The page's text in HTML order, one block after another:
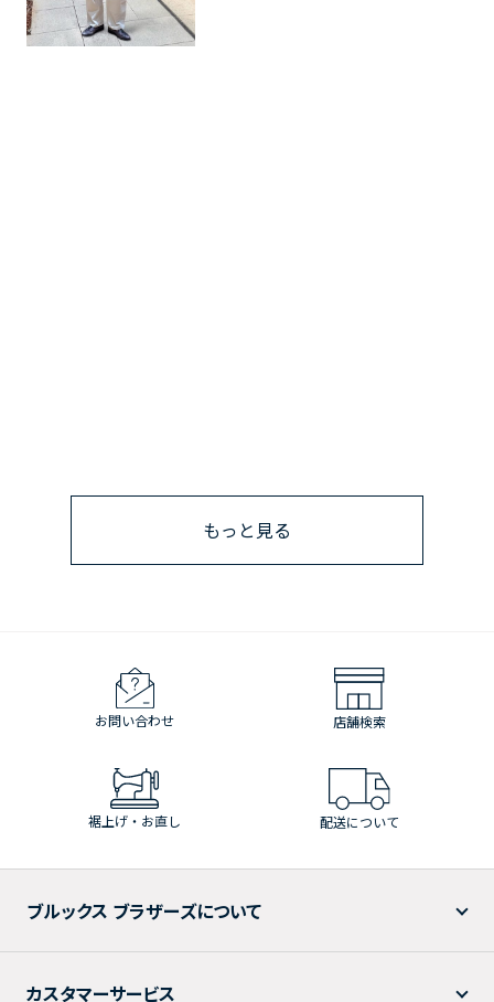
もっと見る
お問い合わせ 店舗検索
裾上げ・お直し 配送について
ブルックス ブラザーズについて
カスタマーサービス